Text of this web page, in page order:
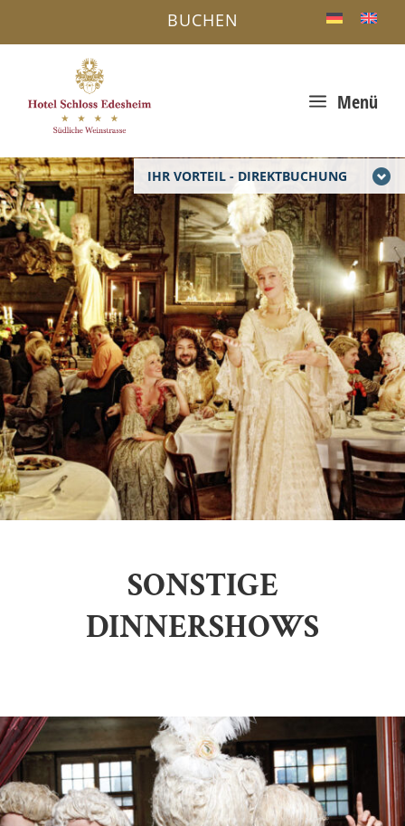
IHR VORTEIL - DIREKTBUCHUNG
a Menü
BUCHEN
SONSTIGE
DINNERSHOWS